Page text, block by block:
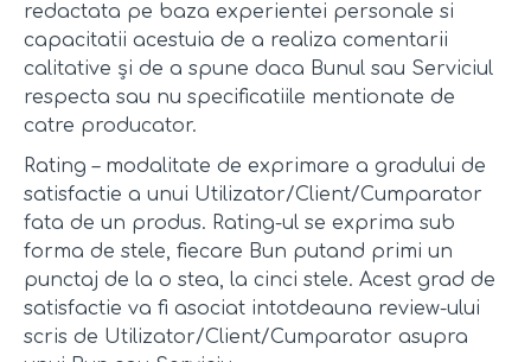
redactata pe baza experientei personale si
capacitatii acestuia de a realiza comentarii
calitative și de a spune daca Bunul sau Serviciul
respecta sau nu specificatiile mentionate de
catre producator.
Rating – modalitate de exprimare a gradului de
satisfactie a unui Utilizator/Client/Cumparator
fata de un produs. Rating-ul se exprima sub
forma de stele, fiecare Bun putand primi un
punctaj de la o stea, la cinci stele. Acest grad de
satisfactie va fi asociat intotdeauna review-ului
scris de Utilizator/Client/Cumparator asupra